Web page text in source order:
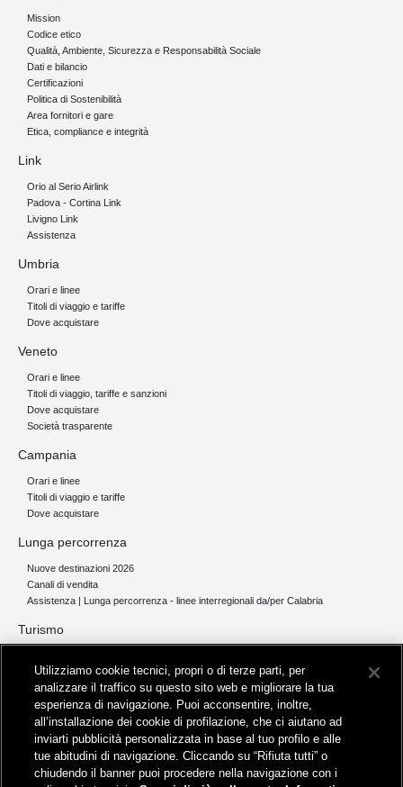
Mission
Codice etico
Qualità, Ambiente, Sicurezza e Responsabilità Sociale
Dati e bilancio
Certificazioni
Politica di Sostenibilità
Area fornitori e gare
Etica, compliance e integrità
Link
Orio al Serio Airlink
Padova - Cortina Link
Livigno Link
Assistenza
Umbria
Orari e linee
Titoli di viaggio e tariffe
Dove acquistare
Veneto
Orari e linee
Titoli di viaggio, tariffe e sanzioni
Dove acquistare
Società trasparente
Campania
Orari e linee
Titoli di viaggio e tariffe
Dove acquistare
Lunga percorrenza
Nuove destinazioni 2026
Canali di vendita
Assistenza | Lunga percorrenza - linee interregionali da/per Calabria
Turismo
Servizi per aeroporti
Servizi di noleggio con conducente
Servizio di navigazione sul Lago Trasimeno
News e comunicati stampa
Comunicati stampa
Utilizziamo cookie tecnici, propri o di terze parti, per
analizzare il traffico su questo sito web e migliorare la tua
esperienza di navigazione. Puoi acconsentire, inoltre,
all’installazione dei cookie di profilazione, che ci aiutano ad
inviarti pubblicità personalizzata in base al tuo profilo e alle
tue abitudini di navigazione. Cliccando su “Rifiuta tutti” o
chiudendo il banner puoi procedere nella navigazione con i